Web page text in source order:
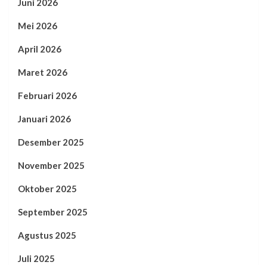
Juni 2026
Mei 2026
April 2026
Maret 2026
Februari 2026
Januari 2026
Desember 2025
November 2025
Oktober 2025
September 2025
Agustus 2025
Juli 2025